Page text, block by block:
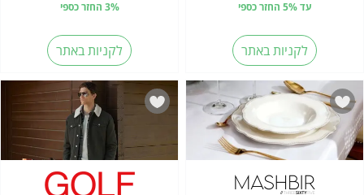
עד 5% החזר כספי
לקניות באתר
3% החזר כספי
לקניות באתר